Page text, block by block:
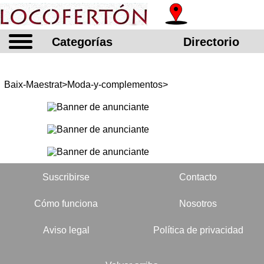
Categorías Directorio
Baix-Maestrat>Moda-y-complementos>
Suscribirse Contacto
Cómo funciona Nosotros
Aviso legal Política de privacidad